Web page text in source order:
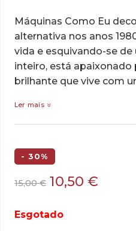
Máquinas Como Eu
alternativa nos anos
vida e esquivando-se
inteiro, está apaixonado
brilhante que vive com
Ler mais
- 30%
15,00€ O
original
10,50 €
Esgotado